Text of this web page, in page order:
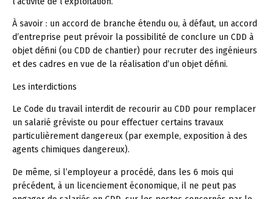
À savoir : un accord de branche étendu ou, à défaut, un accord
d’entreprise peut prévoir la possibilité de conclure un CDD à
objet défini (ou CDD de chantier) pour recruter des ingénieurs
et des cadres en vue de la réalisation d’un objet défini.
Les interdictions
Le Code du travail interdit de recourir au CDD pour remplacer
un salarié gréviste ou pour effectuer certains travaux
particulièrement dangereux (par exemple, exposition à des
agents chimiques dangereux).
De même, si l’employeur a procédé, dans les 6 mois qui
précédent, à un licenciement économique, il ne peut pas